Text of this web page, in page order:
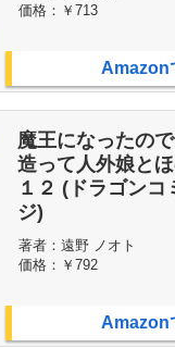
価格： ￥713
Amazon
魔王になったの
造って人外娘と
１２ (ドラゴンコ
ジ)
著者： 遠野 ノオト
価格： ￥792
Amazon